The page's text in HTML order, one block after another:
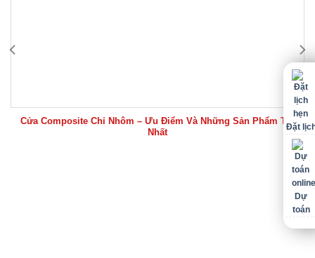
Cửa Composite Chỉ Nhôm – Ưu Điểm Và Những Sản Phẩm Tốt
Nhất
Đặt
Dự
toán